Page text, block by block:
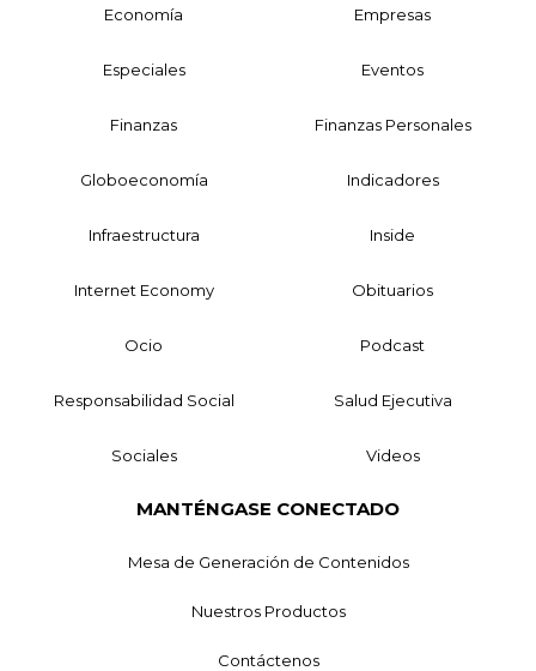
Economía Empresas
Especiales Eventos
Finanzas Finanzas Personales
Globoeconomía Indicadores
Infraestructura Inside
Internet Economy Obituarios
Ocio Podcast
Responsabilidad Social Salud Ejecutiva
Sociales Videos
MANTÉNGASE CONECTADO
Mesa de Generación de Contenidos
Nuestros Productos
Contáctenos